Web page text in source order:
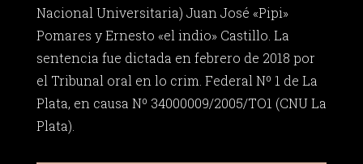
Nacional Universitaria) Juan José «Pipi»
Pomares y Ernesto «el indio» Castillo. La
sentencia fue dictada en febrero de 2018 por
el Tribunal oral en lo crim. Federal Nº 1 de La
Plata, en causa Nº 34000009/2005/TO1 (CNU La
Plata).